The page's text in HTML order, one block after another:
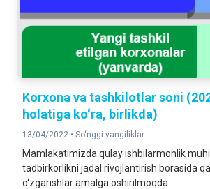
Korxona va tashkilotlar soni
holatiga ko‘ra, birlikda)
13/04/2022 • So‘nggi yangiliklar
Mamlakatimizda qulay ishbilarmonlik
tadbirkorlikni jadal rivojlantirish borasida
o‘zgarishlar amalga oshirilmoqda.